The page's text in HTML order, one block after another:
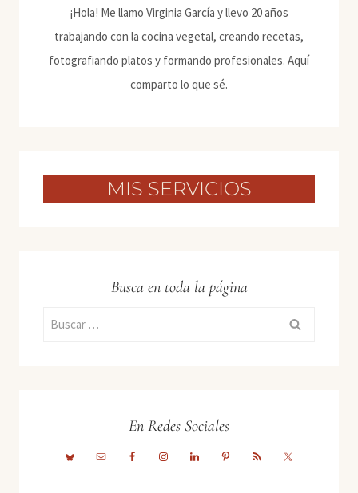
¡Hola! Me llamo Virginia García y llevo 20 años
trabajando con la cocina vegetal, creando recetas,
fotografiando platos y formando profesionales. Aquí
comparto lo que sé.
MIS SERVICIOS
Busca en toda la página
Buscar:
En Redes Sociales